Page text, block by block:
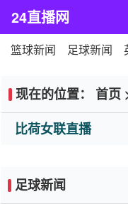
24直播网
篮球新闻 足球新闻
现在的位置： 首页
比荷女联直播
足球新闻